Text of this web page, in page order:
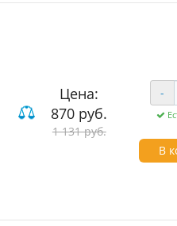
Цена:
870 руб.
1 131 руб.
-
В